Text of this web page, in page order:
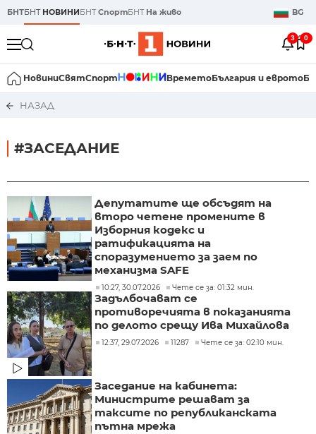
БНТБНТ НОВИНИБНТСпортБНТ На живо BG
3 0
НовиниСвятСпорт ВреметоБългария и еврото
НАЗАД
#ЗАСЕДАНИЕ
Депутатите ще обсъдят на
второ четене промените в
Изборния кодекс и
ратификацията на
споразумението за заем по
механизма SAFE
10:27, 30.07.2026 Чете се за: 01:32 мин.
Задълбочават се
противоречията в показанията
по делото срещу Ива Михайлова
12:37, 29.07.2026 11287 Чете се за: 02:10 мин.
Заседание на кабинета:
Министрите решават за
таксите по републиканската
пътна мрежа